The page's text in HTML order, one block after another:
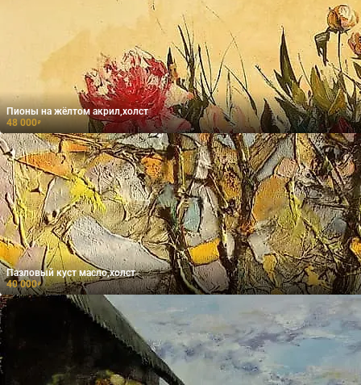
Пионы на жёлтом акрил,холст
48 000₽
Пазловый куст масло,холст
40 000₽